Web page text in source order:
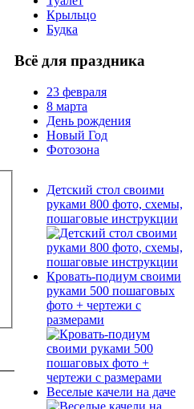
Крыльцо
Будка
Всё для праздника
23 февраля
8 марта
День рождения
Новый Год
Фотозона
Детский стол своими
руками 800 фото, схемы,
пошаговые инструкции
Кровать-подиум своими
руками 500 пошаговых
фото + чертежи с
размерами
Веселые качели на даче